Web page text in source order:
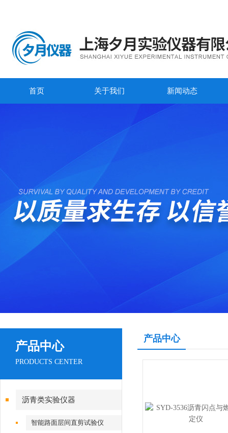
首页 关于我们 新闻动态
产品中心
PRODUCTS CENTER
沥青类实验仪器
智能路面层间直剪试验仪
产品中心